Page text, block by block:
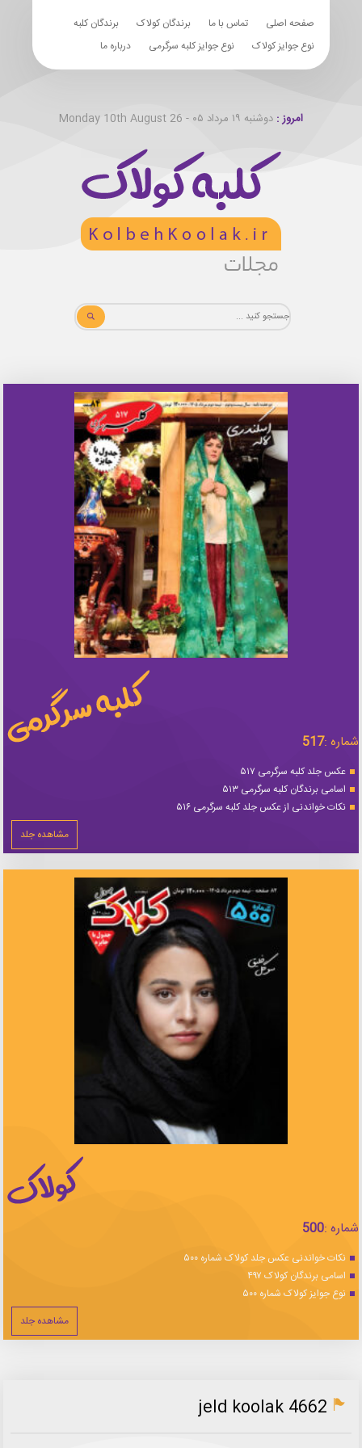
صفحه اصلی تماس با ما برندگان کولاک
برندگان کلبه
نوع جوایز کولاک
نوع جوایز کلبه سرگرمی درباره ما
امروز : دوشنبه ۱۹ مرداد ۰۵ - Monday 10th August 26
شماره :517
عکس جلد کلبه سرگرمی ۵۱۷
اسامی برندگان کلبه سرگرمی ۵۱۳
نکات خواندنی از عکس جلد کلبه سرگرمی ۵۱۶
مشاهده جلد
شماره :500
نکات خواندنی عکس جلد کولاک شماره ۵۰۰
اسامی برندگان کولاک ۴۹۷
نوع جوایز کولاک شماره ۵۰۰
مشاهده جلد
jeld koolak 4662